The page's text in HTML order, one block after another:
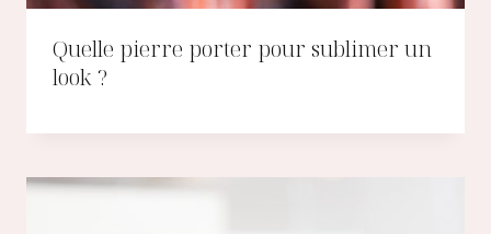
Quelle pierre porter pour sublimer un
look ?